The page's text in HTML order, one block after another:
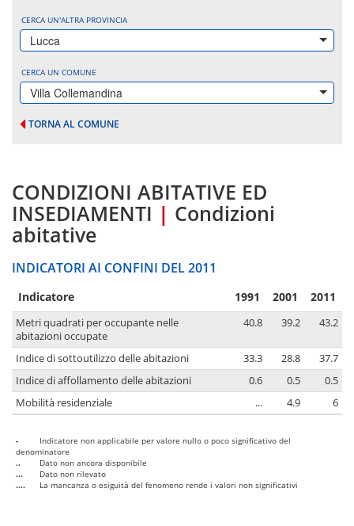
CERCA UN'ALTRA PROVINCIA
Lucca
CERCA UN COMUNE
Villa Collemandina
TORNA AL COMUNE
CONDIZIONI ABITATIVE ED
INSEDIAMENTI | Condizioni
abitative
INDICATORI AI CONFINI DEL 2011
Indicatore 1991 2001 2011
Metri quadrati per occupante nelle
abitazioni occupate
40.8 39.2 43.2
Indice di sottoutilizzo delle abitazioni 33.3 28.8
37.7
Indice di affollamento delle abitazioni
0.6 0.5
0.5
Mobilità residenziale
... 4.9 6
-
Indicatore non applicabile per valore nullo o poco significativo del
denominatore
..
Dato non ancora disponibile
...
Dato non rilevato
....
La mancanza o esiguità del fenomeno rende i valori non significativi